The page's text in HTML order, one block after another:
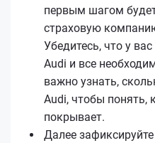
первым шагом
страховую
Убедитесь, что у
Audi и все
важно узнать,
Audi, чтобы понять,
покрывает.
Далее